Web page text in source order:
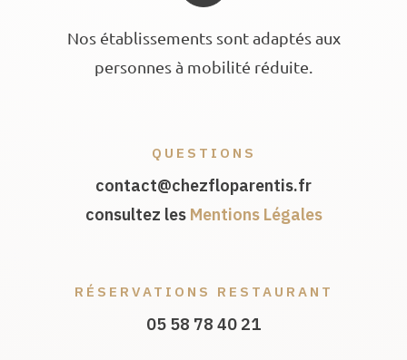
QUESTIONS
contact@chezfloparentis.fr
consultez les Mentions Légales
RÉSERVATIONS RESTAURANT
05 58 78 40 21
Nos établissements sont adaptés aux
personnes à mobilité réduite.